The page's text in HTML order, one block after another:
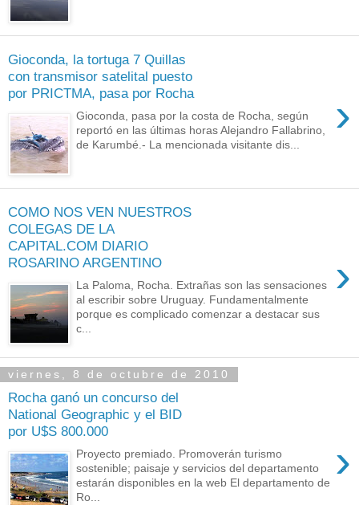
Gioconda, la tortuga 7 Quillas
con transmisor satelital puesto
por PRICTMA, pasa por Rocha
›
Gioconda, pasa por la costa de Rocha, según
reportó en las últimas horas Alejandro Fallabrino,
de Karumbé.- La mencionada visitante dis...
COMO NOS VEN NUESTROS
COLEGAS DE LA
CAPITAL.COM DIARIO
ROSARINO ARGENTINO
›
La Paloma, Rocha. Extrañas son las sensaciones
al escribir sobre Uruguay. Fundamentalmente
porque es complicado comenzar a destacar sus
c...
viernes, 8 de octubre de 2010
Rocha ganó un concurso del
National Geographic y el BID
por U$S 800.000
›
Proyecto premiado. Promoverán turismo
sostenible; paisaje y servicios del departamento
estarán disponibles en la web El departamento de
Ro...